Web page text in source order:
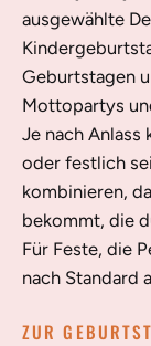
ausgewählte
Geburtstagen
Mottopartys
Je nach Anlass
oder festlich
kombinieren,
bekommt, die
Für Feste, die
nach Standard
ZUR